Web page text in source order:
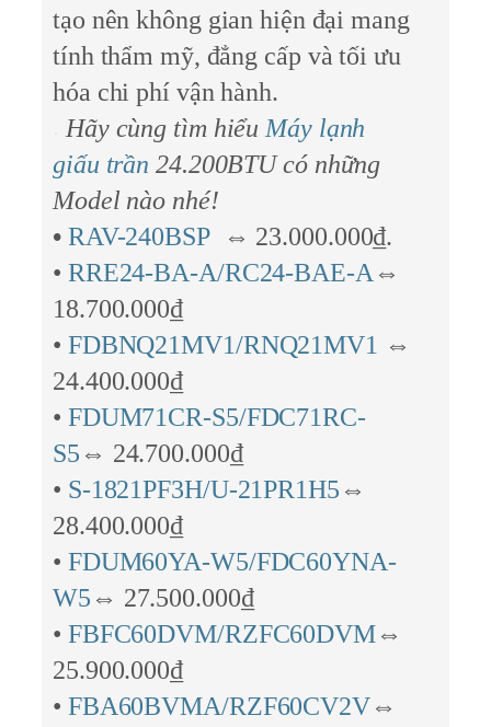
tạo nên không gian hiện đại mang
tính thẩm mỹ, đẳng cấp và tối ưu
hóa chi phí vận hành.
Hãy cùng tìm hiểu Máy lạnh
giấu trần 24.200BTU có những
Model nào nhé!
• RAV-240BSP⇔ 23.000.000₫.
• RRE24-BA-A/RC24-BAE-A ⇔
18.700.000₫
• FDBNQ21MV1/RNQ21MV1 ⇔
24.400.000₫
• FDUM71CR-S5/FDC71RC-
S5 ⇔ 24.700.000₫
• S-1821PF3H/U-21PR1H5 ⇔
28.400.000₫
• FDUM60YA-W5/FDC60YNA-
W5 ⇔ 27.500.000₫
• FBFC60DVM/RZFC60DVM⇔
25.900.000₫
• FBA60BVMA/RZF60CV2V⇔